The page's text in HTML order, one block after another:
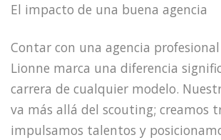
El impacto de una buena agencia
Contar con una agencia
Lionne marca una diferencia
carrera de cualquier modelo.
va más allá del scouting; creamos
impulsamos talentos y